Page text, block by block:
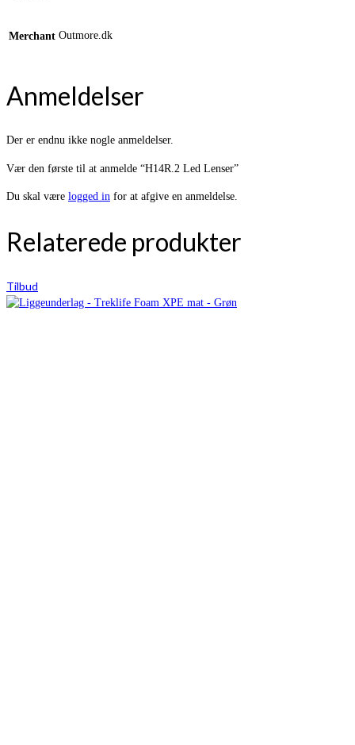
Merchant Outmore.dk
Anmeldelser
Der er endnu ikke nogle anmeldelser.
Vær den første til at anmelde “H14R.2 Led Lenser”
Du skal være logged in for at afgive en anmeldelse.
Relaterede produkter
Tilbud